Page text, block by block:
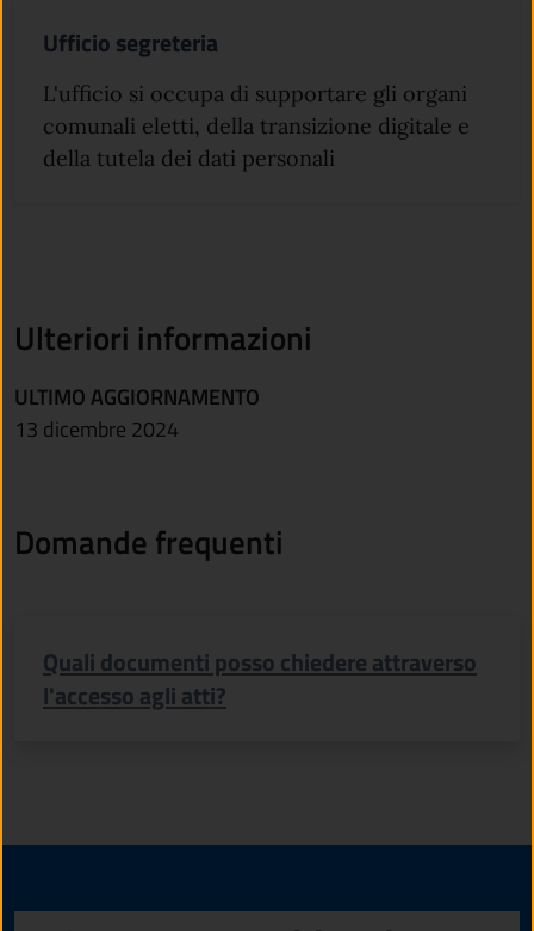
Ufficio segreteria
L'ufficio si occupa di supportare gli organi
comunali eletti, della transizione digitale e
della tutela dei dati personali
Ulteriori informazioni
ULTIMO AGGIORNAMENTO
13 dicembre 2024
Domande frequenti
Quali documenti posso chiedere attraverso
l'accesso agli atti?